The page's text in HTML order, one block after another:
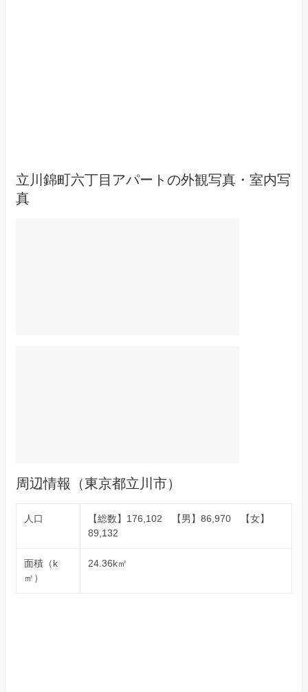
立川錦町六丁目アパートの外観写真・室内写
真
周辺情報（東京都立川市）
人口
【総数】176,102 【男】86,970 【女】
89,132
面積（k
㎡）
24.36k㎡